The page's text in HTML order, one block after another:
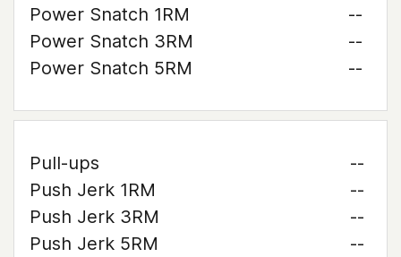
Power Snatch 1RM
--
Power Snatch 3RM
--
Power Snatch 5RM
--
Pull-ups
--
Push Jerk 1RM
--
Push Jerk 3RM
--
Push Jerk 5RM
--